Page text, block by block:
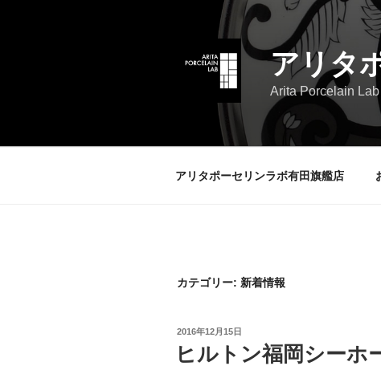
キ
アリタ
Arita Porcelain
アリタポーセリンラボ有田旗艦店
カテゴリー: 新着情報
投
稿
日:
2016年12月15日
ヒルトン福岡シーホ